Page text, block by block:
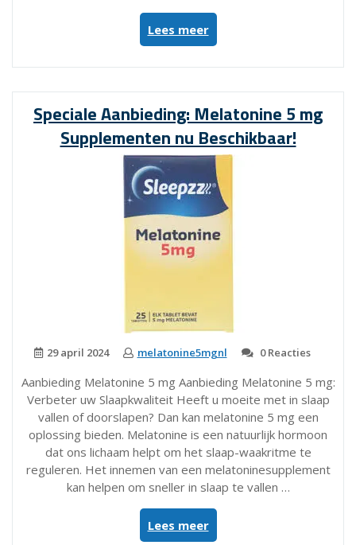
Lees meer“Verbeter
uw
slaap
Melatonine
5
mg!”
Speciale Aanbieding: Melatonine 5 mg
Supplementen nu Beschikbaar!
29 april 2024 melatonine5mgnl 0 Reacties
Aanbieding Melatonine 5 mg Aanbieding Melatonine 5 mg:
Verbeter uw Slaapkwaliteit Heeft u moeite met in slaap
vallen of doorslapen? Dan kan melatonine 5 mg een
oplossing bieden. Melatonine is een natuurlijk hormoon
dat ons lichaam helpt om het slaap-waakritme te
reguleren. Het innemen van een melatoninesupplement
kan helpen om sneller in slaap te vallen …
Lees meer“Speciale
Aanbieding: